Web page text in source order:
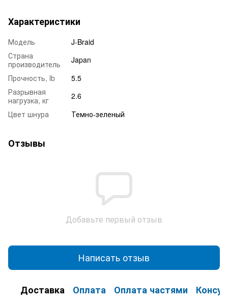
Характеристики
Модель
J-Braid
Страна
производитель
Japan
Прочность, lb
5.5
Разрывная
нагрузка, кг
2.6
Цвет шнура
Темно-зеленый
Отзывы
Добавьте первый отзыв
Написать отзыв
Доставка Оплата Оплата частями